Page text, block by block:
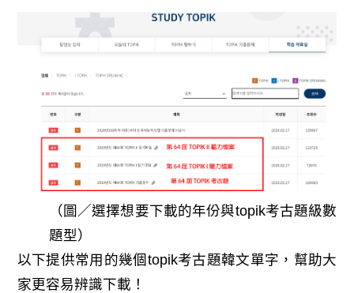
（圖／選擇想要下載的年份與topik考古題級數
題型）
以下提供常用的幾個topik考古題韓文單字，幫助大
家更容易辨識下載！